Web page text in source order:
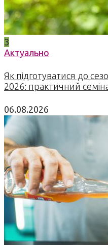
3
Актуально
Як підготуватися до
2026: практичний
06.08.2026